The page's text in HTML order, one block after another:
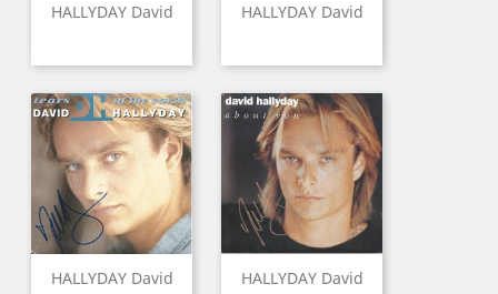
HALLYDAY David HALLYDAY David
HALLYDAY David HALLYDAY David